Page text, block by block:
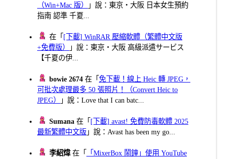
（Win+Mac 版）
」說：東京・大阪 日本女生預約
指南 認準 千夏...
在「 [下載] WinRAR 壓縮軟體（繁體中文版
+免費版）
」說：東京・大阪 高級派遣サービス
【千夏の伊...
bowie 2674 在「免下載！線上 Heic 轉 JPEG，
可批次處理最多 50 張照片！（Convert Heic to
JPEG）
」說：Love that I can batc...
Sumana 在「 [下載] avast! 免費防毒軟體 2025
最新繁體中文版 」說：Avast has been my go...
李紹煒在「
「MixerBox 鬧鐘」使用 YouTube